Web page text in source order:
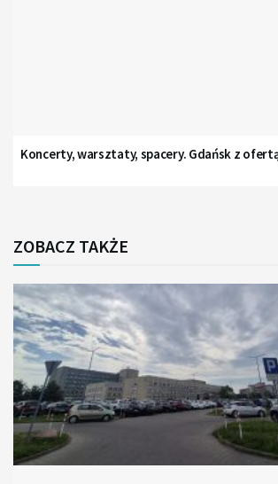
Koncerty, warsztaty, spacery. Gdańsk z
ZOBACZ TAKŻE